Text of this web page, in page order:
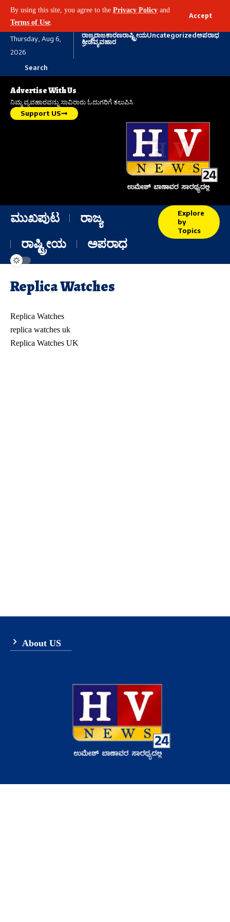
By using this site, you agree to the Privacy Policy and
Terms of Use
Accept
Thursday, Aug 6,
2026
ರಾಜ್ಯರಾಜಕಾರಣರಾಷ್ಟ್ರೀಯUncategorizedಅಪರಾಧ
ಕ್ರೀಡೆವ್ಯವಹಾರ
Search
Advertise With Us
ನಿಮ್ಮ ವ್ಯವಹಾರವನ್ನು ಸಾವಿರಾರು ಓದುಗರಿಗೆ ತಲುಪಿಸಿ
Support US
ಮುಖಪುಟ
ರಾಜ್ಯ
ರಾಷ್ಟ್ರೀಯ
ಅಪರಾಧ
Explore
by
Topics
Replica Watches
Replica Watches
replica watches uk
Replica Watches UK
About US